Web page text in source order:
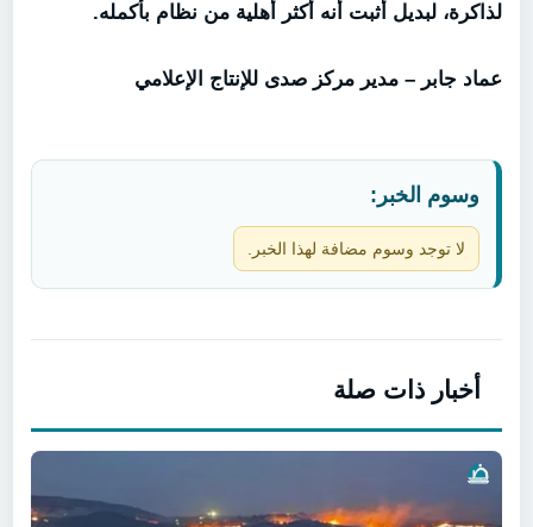
لذاكرة، لبديل أثبت أنه أكثر أهلية من نظام بأكمله.
عماد جابر – مدير مركز صدى للإنتاج الإعلامي
وسوم الخبر:
لا توجد وسوم مضافة لهذا الخبر.
أخبار ذات صلة